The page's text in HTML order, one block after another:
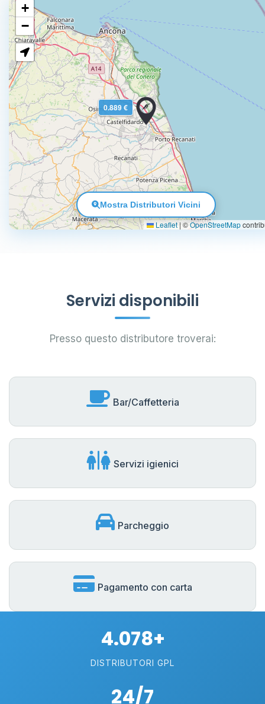
0.889 €
+
−
Leaflet |©OpenStreetMap
Mostra Distributori Vicini
Servizi disponibili
Presso questo distributore troverai:
Bar/Caffetteria
Servizi igienici
Parcheggio
Pagamento con carta
4.078+
DISTRIBUTORI GPL
24/7